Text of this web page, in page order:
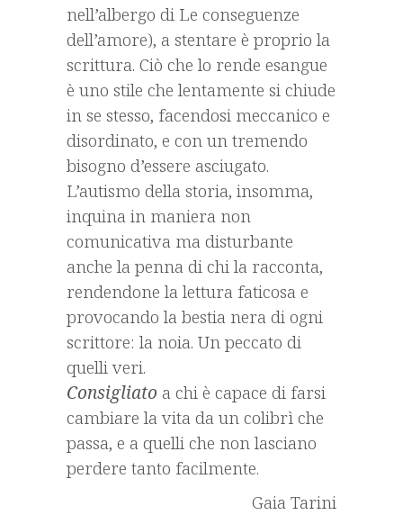
nell’albergo di Le conseguenze
dell’amore), a stentare è proprio la
scrittura. Ciò che lo rende esangue
è uno stile che lentamente si chiude
in se stesso, facendosi meccanico e
disordinato, e con un tremendo
bisogno d’essere asciugato.
L’autismo della storia, insomma,
inquina in maniera non
comunicativa ma disturbante
anche la penna di chi la racconta,
rendendone la lettura faticosa e
provocando la bestia nera di ogni
scrittore: la noia. Un peccato di
quelli veri.
Consigliato a chi è capace di farsi
cambiare la vita da un colibrì che
passa, e a quelli che non lasciano
perdere tanto facilmente.
Gaia Tarini